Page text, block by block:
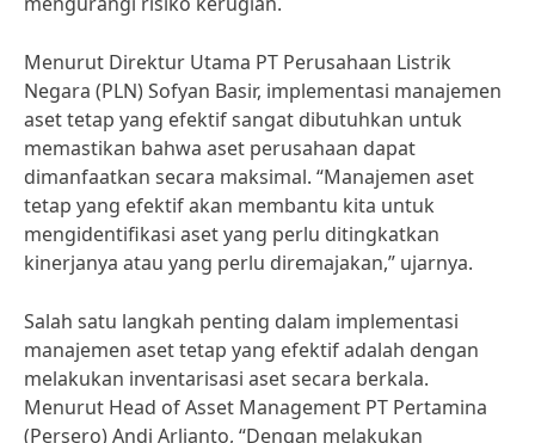
Menurut Direktur Utama PT Perusahaan Listrik
Negara (PLN) Sofyan Basir, implementasi manajemen
aset tetap yang efektif sangat dibutuhkan untuk
memastikan bahwa aset perusahaan dapat
dimanfaatkan secara maksimal. “Manajemen aset
tetap yang efektif akan membantu kita untuk
mengidentifikasi aset yang perlu ditingkatkan
kinerjanya atau yang perlu diremajakan,” ujarnya.
Salah satu langkah penting dalam implementasi
manajemen aset tetap yang efektif adalah dengan
melakukan inventarisasi aset secara berkala.
Menurut Head of Asset Management PT Pertamina
(Persero) Andi Arlianto, “Dengan melakukan